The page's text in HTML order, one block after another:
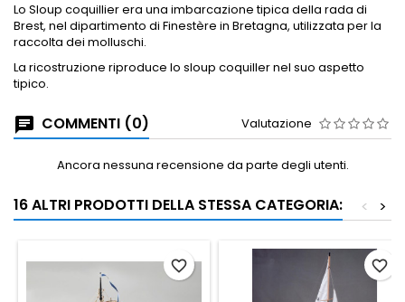
Lo Sloup coquillier era una imbarcazione tipica della rada di
Brest, nel dipartimento di Finestère in Bretagna, utilizzata per la
raccolta dei molluschi.
La ricostruzione riproduce lo sloup coquiller nel suo aspetto
tipico.
COMMENTI (0) Valutazione
Ancora nessuna recensione da parte degli utenti.
16 ALTRI PRODOTTI DELLA STESSA CATEGORIA: >
<
favorite_border favorite_border